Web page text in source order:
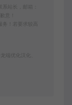
站长，邮箱：
意！
！若要求较高
端优化汉化、